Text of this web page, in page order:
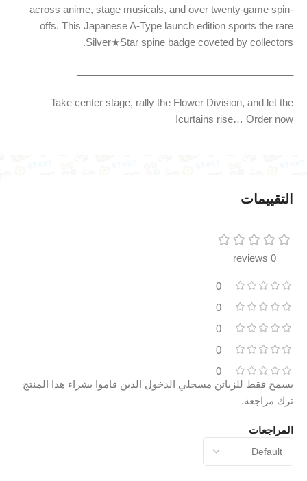
across anime, stage musicals, and over twenty game spin-
offs. This JapaneseA-Type launch edition sports the rare
Silver★Star spine badge coveted by collectors.
ـــــــــــــــــــــــــــــــــــــــــــــــــــــــــــــــــــــــــــــــ
Take center stage, rally the Flower Division, and let the
curtains rise… Order now!
التقييمات
0 reviews
0
0
0
0
0
المراجعات
يسمح فقط للزبائن مسجلي الدخول الذين قاموا بشراء هذا المنتج
ترك مراجعة.